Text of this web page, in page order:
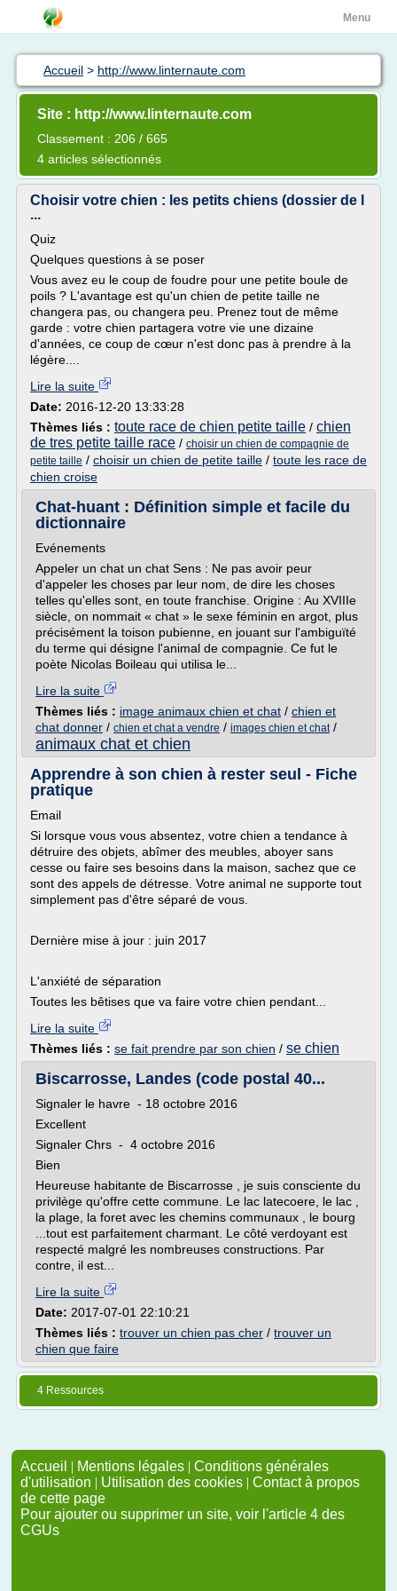
Menu
Accueil > http://www.linternaute.com
Site : http://www.linternaute.com
Classement : 206 / 665
4 articles sélectionnés
Choisir votre chien : les petits chiens (dossier de l
...
Quiz
Quelques questions à se poser
Vous avez eu le coup de foudre pour une petite boule de
poils ? L'avantage est qu'un chien de petite taille ne
changera pas, ou changera peu. Prenez tout de même
garde : votre chien partagera votre vie une dizaine
d'années, ce coup de cœur n'est donc pas à prendre à la
légère....
Lire la suite
Date: 2016-12-20 13:33:28
Thèmes liés : toute race de chien petite taille / chien
de tres petite taille race / choisir un chien de compagnie de
petite taille / choisir un chien de petite taille / toute les race de
chien croise
Chat-huant : Définition simple et facile du
dictionnaire
Evénements
Appeler un chat un chat Sens : Ne pas avoir peur
d'appeler les choses par leur nom, de dire les choses
telles qu'elles sont, en toute franchise. Origine : Au XVIIIe
siècle, on nommait « chat » le sexe féminin en argot, plus
précisément la toison pubienne, en jouant sur l'ambiguïté
du terme qui désigne l'animal de compagnie. Ce fut le
poète Nicolas Boileau qui utilisa le...
Lire la suite
Thèmes liés : image animaux chien et chat / chien et
chat donner / chien et chat a vendre / images chien et chat/
animaux chat et chien
Apprendre à son chien à rester seul - Fiche
pratique
Email
Si lorsque vous vous absentez, votre chien a tendance à
détruire des objets, abîmer des meubles, aboyer sans
cesse ou faire ses besoins dans la maison, sachez que ce
sont des appels de détresse. Votre animal ne supporte tout
simplement pas d'être séparé de vous.
Dernière mise à jour : juin 2017
L'anxiété de séparation
Toutes les bêtises que va faire votre chien pendant...
Lire la suite
Thèmes liés : se fait prendre par son chien / se chien
Biscarrosse, Landes (code postal 40...
Signaler le havre - 18 octobre 2016
Excellent
Signaler Chrs - 4 octobre 2016
Bien
Heureuse habitante de Biscarrosse , je suis consciente du
privilège qu'offre cette commune. Le lac latecoere, le lac ,
la plage, la foret avec les chemins communaux , le bourg
...tout est parfaitement charmant. Le côté verdoyant est
respecté malgré les nombreuses constructions. Par
contre, il est...
Lire la suite
Date: 2017-07-01 22:10:21
Thèmes liés : trouver un chien pas cher / trouver un
chien que faire
4 Ressources
Accueil | Mentions légales | Conditions générales
d'utilisation | Utilisation des cookies | Contact à propos
de cette page
Pour ajouter ou supprimer un site, voir l'article 4 des
CGUs